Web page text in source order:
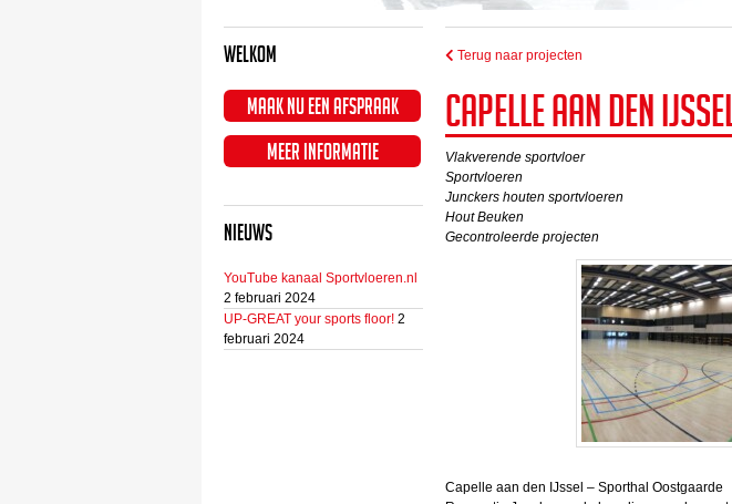
Welkom
Maak nu een afspraak
Meer informatie
Nieuws
YouTube kanaal Sportvloeren.nl
2 februari 2024
UP-GREAT your sports floor! 2
februari 2024
Terug naar projecten
Capelle aan den
Vlakverende sportvloer
Sportvloeren
Junckers houten sportvloeren
Hout Beuken
Gecontroleerde projecten
Capelle aan den IJssel – Sporthal Oostgaarde